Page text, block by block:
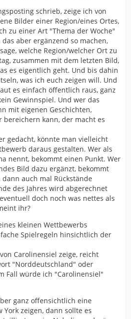
schrieb, zeige ich von
Bilder einer Region/eines Ortes,
zu einer Art "Thema der Woche"
aber ergänzend so machen,
welche Region/welcher Ort zu
zusammen mit dem letzten Bild,
es eigentlich geht. Und bis dahin
was ich euch zeigen will. Und
es einfach öffentlich raus, ganz
Gewinnspiel. Und wer das
mit eigenen Geschichten,
bereichern kann, der macht es
gedacht, könnte man vielleicht
daraus gestalten. Wer als
nennt, bekommt einen Punkt. Wer
Bild dazu ergänzt, bekommt
auch mal Rückstände
des Jahres wird abgerechnet
doch noch was nettes als
ihr?
kleinen Wettbewerbs
Spielregeln hinsichtlich der
Carolinensiel zeige, reicht
"Norddeutschland" oder
Fall würde ich "Carolinensiel"
ganz offensichtlich eine
York zeigen, dann sollte es